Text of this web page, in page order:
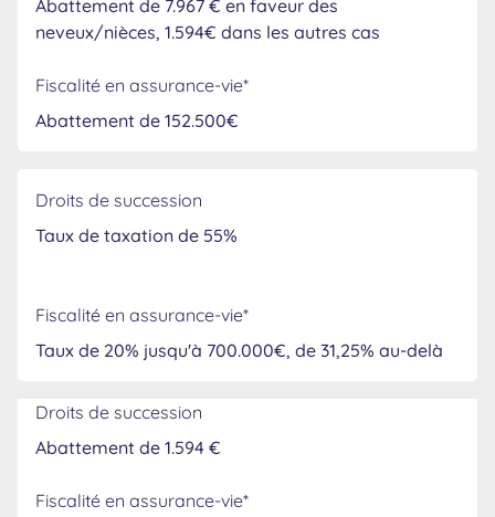
Abattement de 7.967 € en faveur des
neveux/nièces, 1.594€ dans les autres cas
Fiscalité en assurance-vie*
Abattement de 152.500€
Droits de succession
Taux de taxation de 55%
Fiscalité en assurance-vie*
Taux de 20% jusqu'à 700.000€, de 31,25% au-delà
Droits de succession
Abattement de 1.594 €
Fiscalité en assurance-vie*